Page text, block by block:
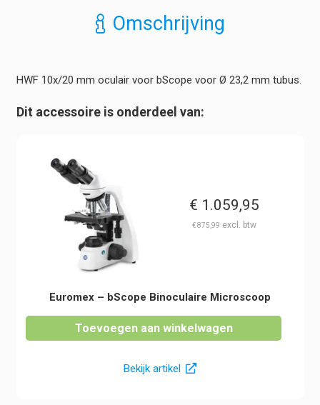
Omschrijving
HWF 10x/20 mm oculair voor bScope voor Ø 23,2 mm tubus.
Dit accessoire is onderdeel van:
€ 1.059,95
€875,99
Euromex – bScope Binoculaire Microscoop
Toevoegen aan winkelwagen
Bekijk artikel